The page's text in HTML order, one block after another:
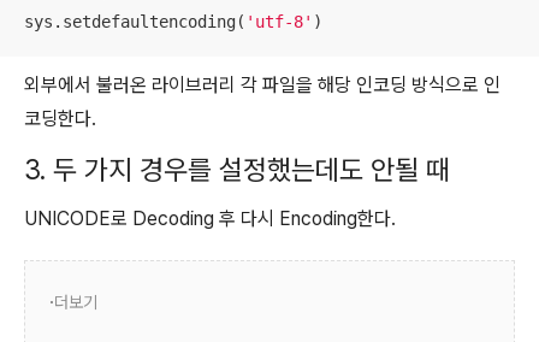
sys.setdefaultencoding( 'utf-8' )
외부에서 불러온 라이브러리 각 파일을 해당 인코딩 방식으로 인
코딩한다.
3. 두 가지 경우를 설정했는데도 안될 때
UNICODE로 Decoding 후 다시 Encoding한다.
더보기